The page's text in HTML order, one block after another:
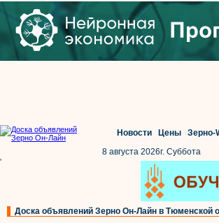
Новости Цены Зерно-
8 августа 2026г. Суббота
'
Доска объявлений Зерно Он-Лайн в Тюменской